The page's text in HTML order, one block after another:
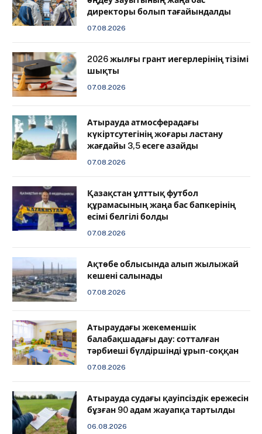
директоры болып тағайындалды
07.08.2026
2026 жылғы грант иегерлерінің тізімі
шықты
07.08.2026
Атырауда атмосферадағы
күкіртсутегінің жоғары ластану
жағдайы 3,5 есеге азайды
07.08.2026
Қазақстан ұлттық футбол
құрамасының жаңа бас бапкерінің
есімі белгілі болды
07.08.2026
Ақтөбе облысында алып жылыжай
кешені салынады
07.08.2026
Атыраудағы жекеменшік
балабақшадағы дау: сотталған
тәрбиеші бүлдіршінді ұрып-соққан
07.08.2026
Атырауда судағы қауіпсіздік ережесін
бұзған 90 адам жауапқа тартылды
06.08.2026